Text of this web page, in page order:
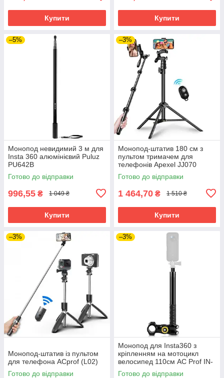
Купити Купити
–5%
Монопод невидимий 3 м для
Insta 360 алюмінієвий Puluz
PU642B
Готово до відправки
996,55 ₴ 1 049 ₴
Купити
–3%
Монопод-штатив 180 см з
пультом тримачем для
телефонів Apexel JJ070
Готово до відправки
1 464,70 ₴ 1 510 ₴
Купити
–3%
Монопод-штатив із пультом
для телефона ACprof (L02)
Готово до відправки
–3%
Монопод для Insta360 з
кріпленням на мотоцикл
велосипед 110см AC Prof IN-
X3-18
Готово до відправки